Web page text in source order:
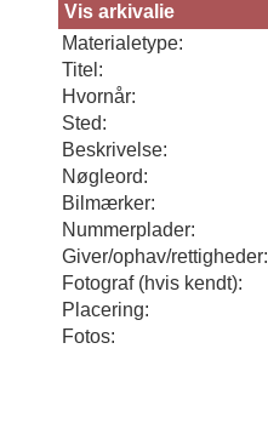
Vis arkivalie
Materialetype:
Titel:
Hvornår:
Sted:
Beskrivelse:
Nøgleord:
Bilmærker:
Nummerplader:
Giver/ophav/rettigheder:
Fotograf (hvis kendt):
Placering:
Fotos: